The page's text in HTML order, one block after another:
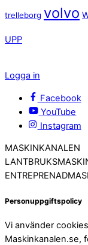
trelleborg volvo
UPP
Logga in
Facebook
YouTube
Instagram
MASKINKANALEN
Personuppgiftspolicy
Vi använder
Maskinkanalen.se,